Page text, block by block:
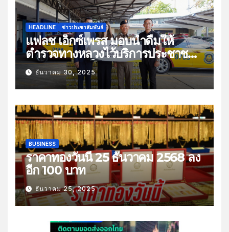
HEADLINE ข่าวประชาสัมพันธ์
แฟลช เอ็กซ์เพรส มอบน้ำดื่มให้
ตำรวจทางหลวงไว้บริการประชาชน
ช่วงเทศกาลปีใหม่
ธันวาคม 30, 2025
BUSINESS
ราคาทองวันนี้ 25 ธันวาคม 2568 ลง
อีก 100 บาท
ธันวาคม 25, 2025